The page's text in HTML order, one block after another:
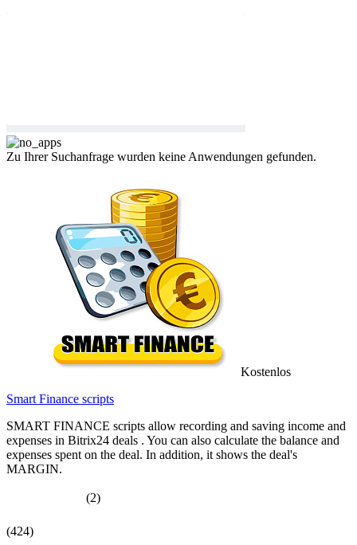
Zu Ihrer Suchanfrage wurden keine Anwendungen gefunden.
Kostenlos
Smart Finance scripts
SMART FINANCE scripts allow recording and saving income and
expenses in Bitrix24 deals . You can also calculate the balance and
expenses spent on the deal. In addition, it shows the deal's
MARGIN.
(2)
(424)